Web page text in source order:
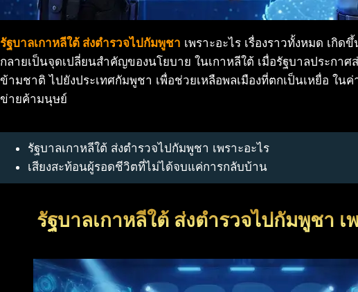
รัฐบาลเกาหลีใต้ ส่งตำรวจไปกัมพูชา เพราะอะไร เรื่องราวทั้งหมด เกิ
กลายเป็นจุดเปลี่ยนสำคัญของนโยบาย ในเกาหลีใต้ เมื่อรัฐบาลประกาศ
ข้ามชาติ ไปยังประเทศกัมพูชา เพื่อช่วยเหลือพลเมืองที่ตกเป็นเหยื่อ ในค่
ข่ายค้ามนุษย์
รัฐบาลเกาหลีใต้ ส่งตำรวจไปกัมพูชา เพราะอะไร
เสียงสะท้อนผู้รอดชีวิตที่ไม่ได้จบแค่การกลับบ้าน
รัฐบาลเกาหลีใต้ ส่งตำรวจไปกัมพูชา เ